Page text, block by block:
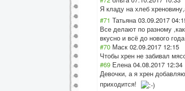
Я кладу на хлеб
#71 Татьяна 03.09.2017
Все делают по разному
вкусно и всё до нового
#70 Маск 02.09.2017 12:15
Чтобы хрен не забивал
#69 Елена 04.08.2017 12:34
Девочки, а я хрен
приходится!